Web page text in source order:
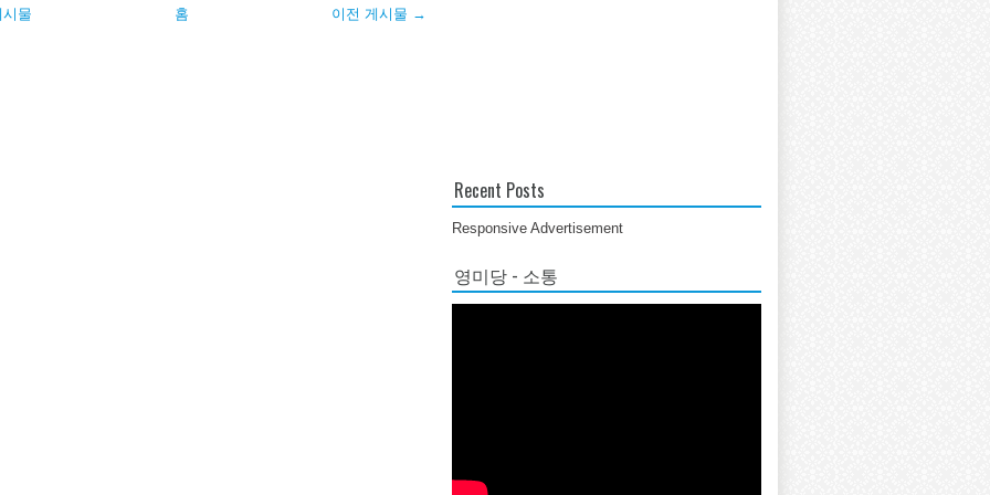
물 이전 게시물 →
홈
Recent Posts
Responsive Advertisement
영미당 - 소통